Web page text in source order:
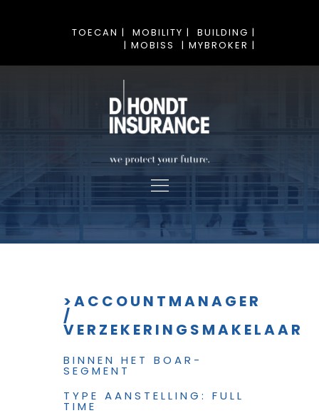
BUILDING |
MOBILITY |
TOECAN |
| MYBROKER |
| MOBISS
>ACCOUNTMANAGER
/
VERZEKERINGSMAKELAAR
BINNEN HET BOAR-
SEGMENT
TYPE AANSTELLING: FULL
TIME